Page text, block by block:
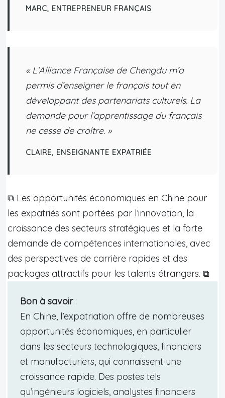
MARC, ENTREPRENEUR FRANÇAIS
« L’Alliance Française de Chengdu m’a
permis d’enseigner le français tout en
développant des partenariats culturels. La
demande pour l’apprentissage du français
ne cesse de croître. »
CLAIRE, ENSEIGNANTE EXPATRIÉE
⧉ Les opportunités économiques en Chine pour
les expatriés sont portées par l’innovation, la
croissance des secteurs stratégiques et la forte
demande de compétences internationales, avec
des perspectives de carrière rapides et des
packages attractifs pour les talents étrangers. ⧉
Bon à savoir:
En Chine, l’expatriation offre de nombreuses
opportunités économiques, en particulier
dans les secteurs technologiques, financiers
et manufacturiers, qui connaissent une
croissance rapide. Des postes tels
qu’ingénieurs logiciels, analystes financiers